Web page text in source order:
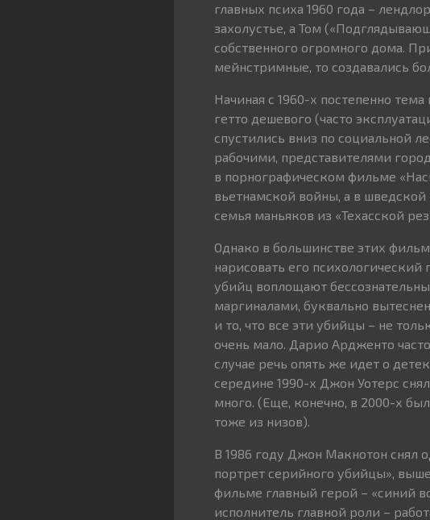
главных психа 1960 года –
захолустье, а Том
собственного огромного дома.
мейнстримные, то создавались
Начиная с 1960-х постепенно
гетто дешевого (часто
спустились вниз по социальной
рабочими, представителями
в порнографическом фильме
вьетнамской войны, а в
семья маньяков из «Техасской
Однако в большинстве этих
нарисовать его
убийц воплощают
маргиналами, буквально
и то, что все эти убийцы – не
очень мало. Дарио Ардженто
случае речь опять же идет о
середине 1990-х Джон Уотерс
много. (Еще, конечно, в 2000-х
тоже из низов).
В 1986 году Джон Макнотон снял
портрет серийного убийцы»,
фильме главный герой – «синий
исполнитель главной роли –